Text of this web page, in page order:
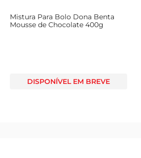
Mistura Para Bolo Dona Benta
Mousse de Chocolate 400g
DISPONÍVEL EM BREVE